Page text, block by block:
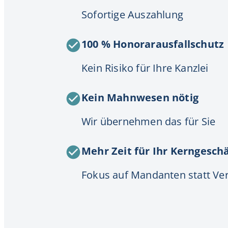
Sofortige Auszahlung
100 % Honorarausfallschutz
Kein Risiko für Ihre Kanzlei
Kein Mahnwesen nötig
Wir übernehmen das für Sie
Mehr Zeit für Ihr
Fokus auf Mandanten statt